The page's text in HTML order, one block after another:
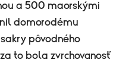
a 500 maorskými
domorodému
pôvodného
to bola zvrchovanosť